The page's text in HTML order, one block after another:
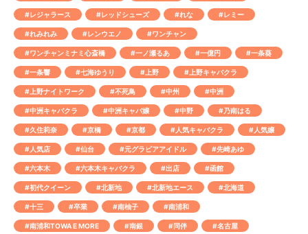
#レジャラース #レッドシューズ #れな #レミー
#れみれみ #レンウエノ #ワンチャン
#ワンチャンミナミ心斎橋 #一ノ瀬るあ #一億円 #一条葵
#一条響 #七海ゆうり #上野 #上野キャバクラ
#上野ナイトワーク #不死鳥 #中州 #中洲
#中洲キャバクラ #中洲キャバ嬢 #中野 #乃南はる
#久住莉奈 #京橋 #京都 #人気キャバクラ #人気嬢
#人気店 #仙台 #元グラビアアイドル #先崎あゆ
#六本木 #六本木キャバクラ #出店 #函館
#初代クイーン #北新地 #北新地エース #北海道
#十三 #卒業 #南柚子 #南浦和
#南浦和TOWA E MORE #南銀 #同伴 #名古屋